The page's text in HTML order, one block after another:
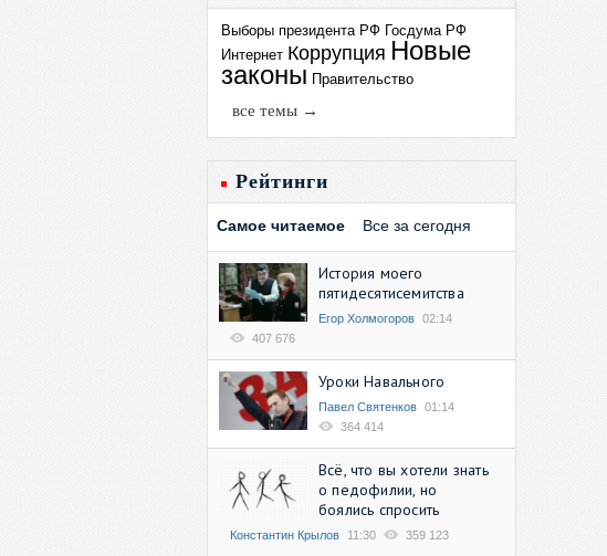
Выборы президента РФ Госдума РФ
Интернет Коррупция Новые
законы Правительство
все темы →
Рейтинги
Самое читаемое Все за сегодня
История моего
пятидесятисемитства
Егор Холмогоров 02:14
407 676
Уроки Навального
Павел Святенков 01:14
364 414
Всё, что вы хотели знать
о педофилии, но
боялись спросить
Константин Крылов 11:30 359 123